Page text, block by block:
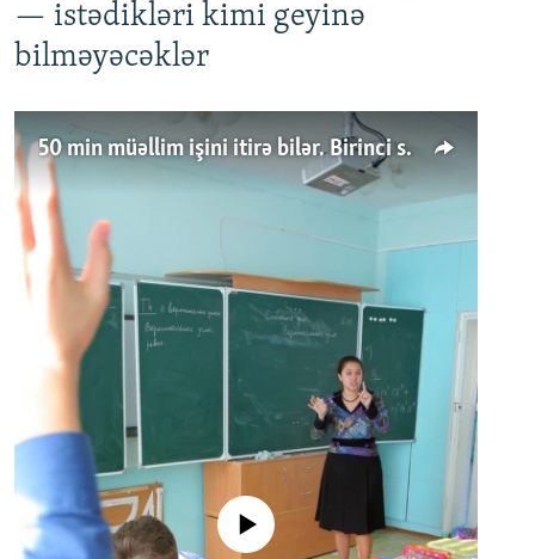
— istədikləri kimi geyinə
bilməyəcəklər
50 min müəllim işini itirə bilər. Birinci sinfə gedənlər azalır
No media source currently available